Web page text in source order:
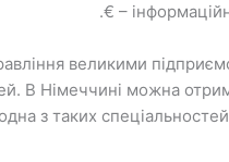
великими
В Німеччині можна
з таких